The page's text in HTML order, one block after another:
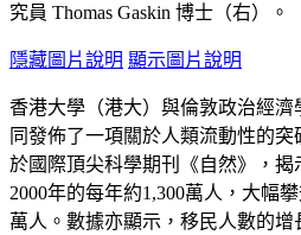
究員 Thomas Gaskin 博士（右）。
隱藏圖片說明 顯示圖片說明
香港大學（港大）與倫敦政治經
同發佈了一項關於人類流動性的
於國際頂尖科學期刊《自然》，
2000年的每年約1,300萬人，大幅
萬人。數據亦顯示，移民人數的增